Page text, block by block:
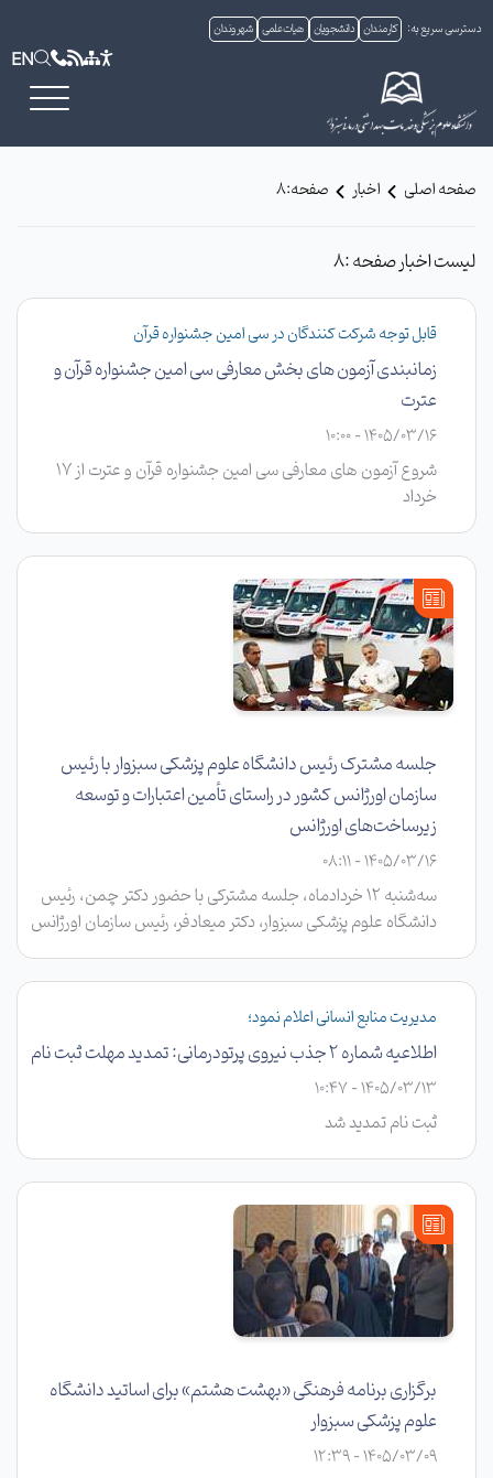
دسترسی سریع به: کارمندان دانشجویان هیات علمی شهروندان
EN
صفحه اصلی اخبار صفحه:8
لیست اخبار صفحه :8
قابل توجه شرکت کنندگان در سی امین جشنواره قرآن
زمانبندی آزمون های بخش معارفی سی امین جشنواره قرآن و
عترت
1405/03/16 - 10:00
شروع آزمون های معارفی سی امین جشنواره قرآن و عترت از 17
خرداد
جلسه مشترک رئیس دانشگاه علوم پزشکی سبزوار با رئیس
سازمان اورژانس کشور در راستای تأمین اعتبارات و توسعه
زیرساخت‌های اورژانس
1405/03/16 - 08:11
سه‌شنبه ۱۲ خردادماه، جلسه مشترکی با حضور دکتر چمن، رئیس
دانشگاه علوم پزشکی سبزوار، دکتر میعادفر، رئیس سازمان اورژانس
اورژانس و دکتر کافی، رئیس اورژانس پیش‌بیمارستانی و مدیریت
مدیریت منابع انسانی اعلام نمود؛
اطلاعیه شماره 2 جذب نیروی پرتودرمانی: تمدید مهلت ثبت نام
1405/03/13 - 10:47
ثبت نام تمدید شد
برگزاری برنامه فرهنگی «بهشت هشتم» برای اساتید دانشگاه
علوم پزشکی سبزوار
1405/03/09 - 12:39